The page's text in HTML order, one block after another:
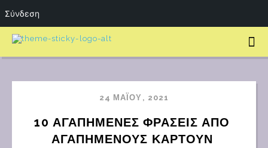
24 ΜΑΪ́ΟΥ, 2021
10 ΑΓΑΠΗΜΕΝΕΣ ΦΡΑΣΕΙΣ ΑΠΟ
ΑΓΑΠΗΜΕΝΟΥΣ ΚΑΡΤΟΥΝ
Σύνδεση